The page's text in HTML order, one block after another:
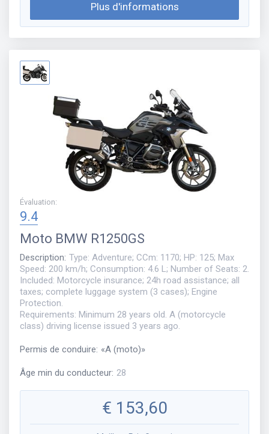
Plus d'informations
Évaluation:
9.4
Moto BMW R1250GS
Description: Type: Adventure; CCm: 1170; HP: 125; Max
Speed: 200 km/h; Consumption: 4.6 L; Number of Seats: 2.
Included: Motorcycle insurance; 24h road assistance; all
taxes; complete luggage system (3 cases); Engine
Protection.
Requirements: Minimum 28 years old. A (motorcycle
class) driving license issued 3 years ago.
Permis de conduire: «A (moto)»
Âge min du conducteur: 28
€ 153,60